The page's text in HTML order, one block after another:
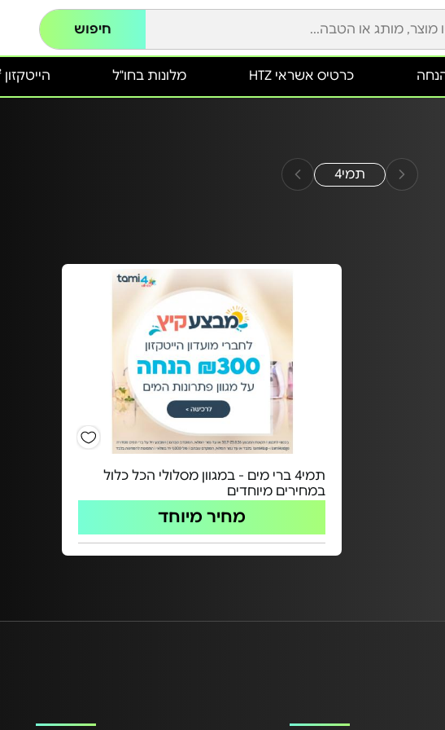
חיפוש
הייטקזון PRO² מלונות בחו"ל כרטיס אשראי HTZ
תמי4
תמי4 ברי מים - במגוון מסלולי הכל כלול
במחירים מיוחדים
מחיר מיוחד